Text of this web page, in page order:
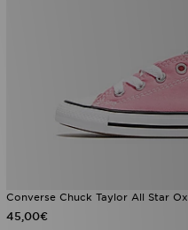
Converse Chuck Taylor All Star
45,00€